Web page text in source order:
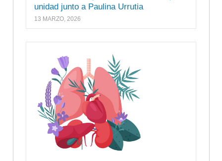
unidad junto a Paulina Urrutia
13 MARZO, 2026